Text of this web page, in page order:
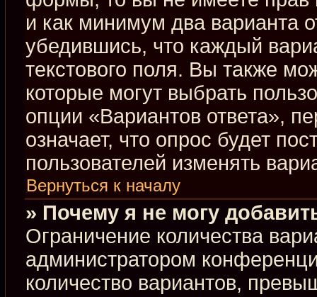
и как минимум два варианта
убедившись, что каждый
текстового поля. Вы также
которые могут выбрать
опции «Вариантов ответа»,
означает, что опрос будет
пользователей изменять
Вернуться к началу
» Почему я не могу
Ограничение количества
администратором
количество вариантов,